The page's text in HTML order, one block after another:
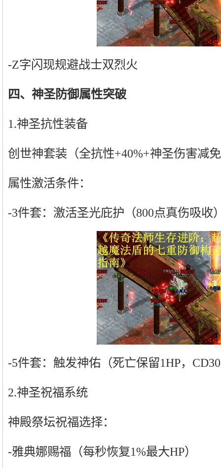
-Z字闪现规避战士双烈火
四、神圣防御属性突破
1.神圣抗性装备
创世神套装（全抗性+40%+神圣伤害减
属性激活条件：
-3件套：激活圣光庇护（800点真伤吸收
-5件套：触发神佑（死亡保留1HP，
2.神圣祝福系统
神殿祭坛祝福选择：
-雅典娜赐福（每秒恢复1%最大HP）